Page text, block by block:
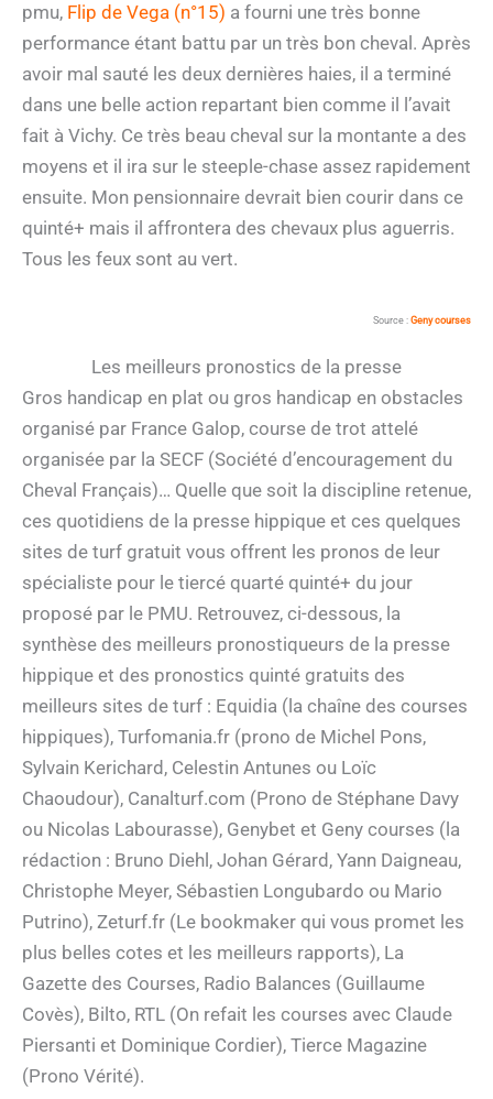
pmu, Flip de Vega (n°15) a fourni une très bonne
performance étant battu par un très bon cheval. Après
avoir mal sauté les deux dernières haies, il a terminé
dans une belle action repartant bien comme il l’avait
fait à Vichy. Ce très beau cheval sur la montante a des
moyens et il ira sur le steeple-chase assez rapidement
ensuite. Mon pensionnaire devrait bien courir dans ce
quinté+ mais il affrontera des chevaux plus aguerris.
Tous les feux sont au vert.
Source : Geny courses
Les meilleurs pronostics de la presse
Gros handicap en plat ou gros handicap en obstacles
organisé par France Galop, course de trot attelé
organisée par la SECF (Société d’encouragement du
Cheval Français)… Quelle que soit la discipline retenue,
ces quotidiens de la presse hippique et ces quelques
sites de turf gratuit vous offrent les pronos de leur
spécialiste pour le tiercé quarté quinté+ du jour
proposé par le PMU. Retrouvez, ci-dessous, la
synthèse des meilleurs pronostiqueurs de la presse
hippique et des pronostics quinté gratuits des
meilleurs sites de turf : Equidia (la chaîne des courses
hippiques), Turfomania.fr (prono de Michel Pons,
Sylvain Kerichard, Celestin Antunes ou Loïc
Chaoudour), Canalturf.com (Prono de Stéphane Davy
ou Nicolas Labourasse), Genybet et Geny courses (la
rédaction : Bruno Diehl, Johan Gérard, Yann Daigneau,
Christophe Meyer, Sébastien Longubardo ou Mario
Putrino), Zeturf.fr (Le bookmaker qui vous promet les
plus belles cotes et les meilleurs rapports), La
Gazette des Courses, Radio Balances (Guillaume
Covès), Bilto, RTL (On refait les courses avec Claude
Piersanti et Dominique Cordier), Tierce Magazine
(Prono Vérité).